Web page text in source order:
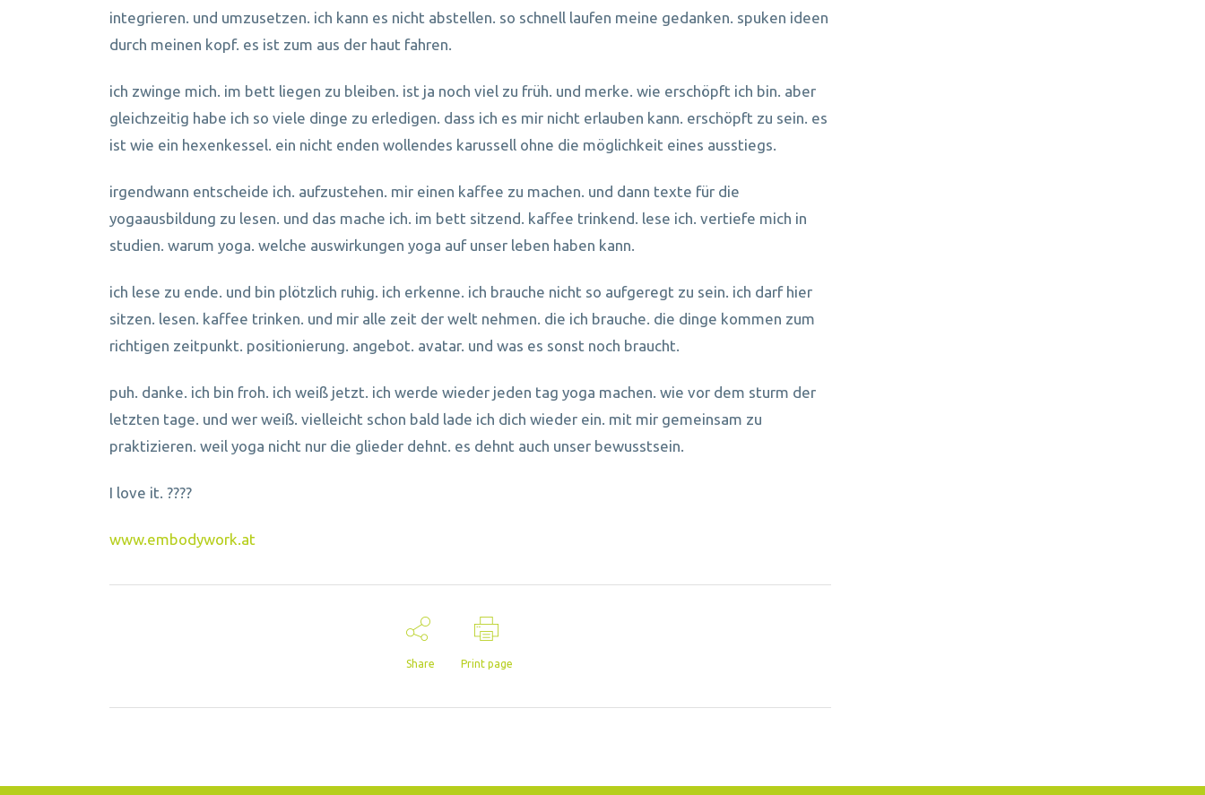
integrieren. und umzusetzen. ich kann es nicht abstellen. so schnell laufen meine gedanken. spuken ideen
durch meinen kopf. es ist zum aus der haut fahren.
ich zwinge mich. im bett liegen zu bleiben. ist ja noch viel zu früh. und merke. wie erschöpft ich bin. aber
gleichzeitig habe ich so viele dinge zu erledigen. dass ich es mir nicht erlauben kann. erschöpft zu sein. es
ist wie ein hexenkessel. ein nicht enden wollendes karussell ohne die möglichkeit eines ausstiegs.
irgendwann entscheide ich. aufzustehen. mir einen kaffee zu machen. und dann texte für die
yogaausbildung zu lesen. und das mache ich. im bett sitzend. kaffee trinkend. lese ich. vertiefe mich in
studien. warum yoga. welche auswirkungen yoga auf unser leben haben kann.
ich lese zu ende. und bin plötzlich ruhig. ich erkenne. ich brauche nicht so aufgeregt zu sein. ich darf hier
sitzen. lesen. kaffee trinken. und mir alle zeit der welt nehmen. die ich brauche. die dinge kommen zum
richtigen zeitpunkt. positionierung. angebot. avatar. und was es sonst noch braucht.
puh. danke. ich bin froh. ich weiß jetzt. ich werde wieder jeden tag yoga machen. wie vor dem sturm der
letzten tage. und wer weiß. vielleicht schon bald lade ich dich wieder ein. mit mir gemeinsam zu
praktizieren. weil yoga nicht nur die glieder dehnt. es dehnt auch unser bewusstsein.
I love it. ????
www.embodywork.at
Share Print page